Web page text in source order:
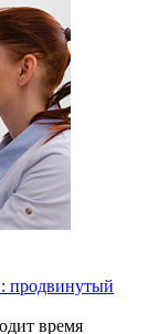
продвинутый
время